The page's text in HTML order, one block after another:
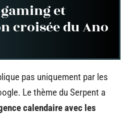
et
croisée du Ano
pas uniquement par les
Le thème du Serpent a
calendaire avec les